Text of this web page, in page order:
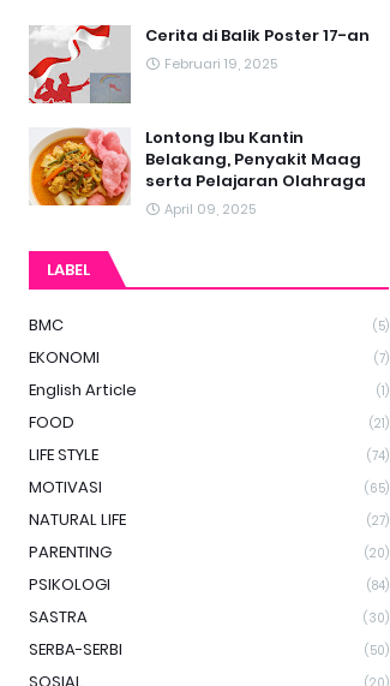
Cerita di Balik Poster 17-an
Februari 19, 2025
Lontong Ibu Kantin
Belakang, Penyakit Maag
serta Pelajaran Olahraga
April 09, 2025
LABEL
BMC (5)
EKONOMI (7)
English Article (1)
FOOD (21)
LIFE STYLE (74)
MOTIVASI (65)
NATURAL LIFE (27)
PARENTING (20)
PSIKOLOGI (84)
SASTRA (30)
SERBA-SERBI (50)
SOSIAL